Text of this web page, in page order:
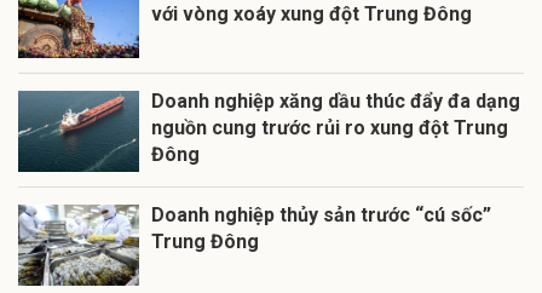
với vòng xoáy xung đột Trung Đông
Doanh nghiệp xăng dầu thúc đẩy đa dạng
nguồn cung trước rủi ro xung đột Trung
Đông
Doanh nghiệp thủy sản trước “cú sốc”
Trung Đông